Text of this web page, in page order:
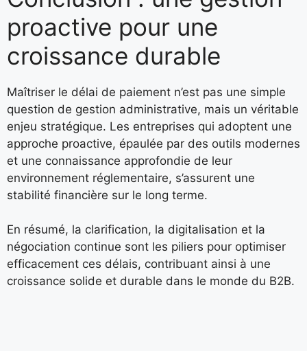
proactive pour une
croissance durable
Maîtriser le délai de paiement n’est pas une simple
question de gestion administrative, mais un véritable
enjeu stratégique. Les entreprises qui adoptent une
approche proactive, épaulée par des outils modernes
et une connaissance approfondie de leur
environnement réglementaire, s’assurent une
stabilité financière sur le long terme.
En résumé, la clarification, la digitalisation et la
négociation continue sont les piliers pour optimiser
efficacement ces délais, contribuant ainsi à une
croissance solide et durable dans le monde du B2B.